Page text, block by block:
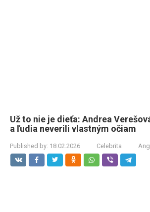
Už to nie je dieťa: Andrea
a ľudia neverili vlastným očiam
Published by: 18.02.2026 Celebrita